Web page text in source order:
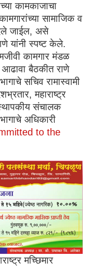
कामकाजाचा
सामाजिक व
जाईल, असे
यांनी स्पष्ट केले.
कामगार मंडळ
आढावा बैठकीत राणे
सचिव रामास्वामी
महाराष्ट्र
संचालक
अधिकारी
to the
मच्छिमार